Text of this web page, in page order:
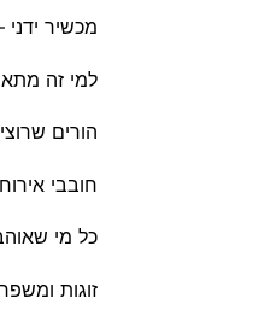
מכשיר ידני
למי זה
הורים
חובבי
כל מי
זוגות